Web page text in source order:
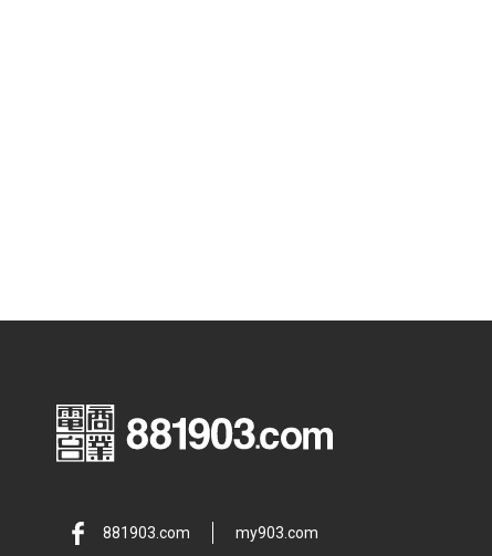
881903.com my903.com